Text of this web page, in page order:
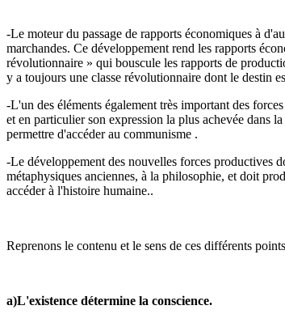
-Le moteur du passage de rapports économiques à
marchandes. Ce développement rend les rapports
révolutionnaire » qui bouscule les rapports de
y a toujours une classe révolutionnaire dont le destin
-L'un des éléments également très important des
et en particulier son expression la plus achevée dans
permettre d'accéder au communisme .
-Le développement des nouvelles forces productives
métaphysiques anciennes, à la philosophie, et doit
accéder à l'histoire humaine..
Reprenons le contenu et le sens de ces différents
a)L'existence détermine la conscience.